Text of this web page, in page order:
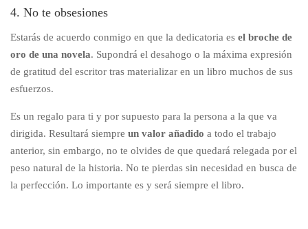
4. No te obsesiones
Estarás de acuerdo conmigo en que la dedicatoria es el broche de
oro de una novela. Supondrá el desahogo o la máxima expresión
de gratitud del escritor tras materializar en un libro muchos de sus
esfuerzos.
Es un regalo para ti y por supuesto para la persona a la que va
dirigida. Resultará siempre un valor añadido a todo el trabajo
anterior, sin embargo, no te olvides de que quedará relegada por el
peso natural de la historia. No te pierdas sin necesidad en busca de
la perfección. Lo importante es y será siempre el libro.